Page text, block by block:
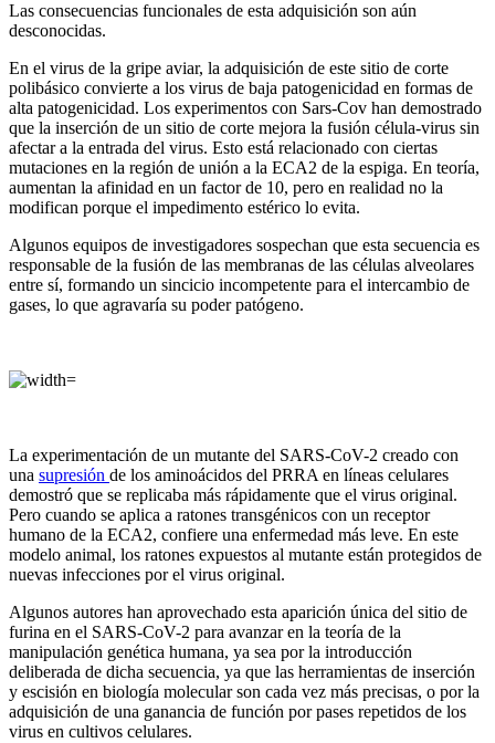
Las consecuencias funcionales de esta adquisición son aún
desconocidas.
En el virus de la gripe aviar, la adquisición de este sitio de corte
polibásico convierte a los virus de baja patogenicidad en formas de
alta patogenicidad. Los experimentos con Sars-Cov han demostrado
que la inserción de un sitio de corte mejora la fusión célula-virus sin
afectar a la entrada del virus. Esto está relacionado con ciertas
mutaciones en la región de unión a la ECA2 de la espiga. En teoría,
aumentan la afinidad en un factor de 10, pero en realidad no la
modifican porque el impedimento estérico lo evita.
Algunos equipos de investigadores sospechan que esta secuencia es
responsable de la fusión de las membranas de las células alveolares
entre sí, formando un sincicio incompetente para el intercambio de
gases, lo que agravaría su poder patógeno.
La experimentación de un mutante del SARS-CoV-2 creado con
una supresión de los aminoácidos del PRRA en líneas celulares
demostró que se replicaba más rápidamente que el virus original.
Pero cuando se aplica a ratones transgénicos con un receptor
humano de la ECA2, confiere una enfermedad más leve. En este
modelo animal, los ratones expuestos al mutante están protegidos de
nuevas infecciones por el virus original.
Algunos autores han aprovechado esta aparición única del sitio de
furina en el SARS-CoV-2 para avanzar en la teoría de la
manipulación genética humana, ya sea por la introducción
deliberada de dicha secuencia, ya que las herramientas de inserción
y escisión en biología molecular son cada vez más precisas, o por la
adquisición de una ganancia de función por pases repetidos de los
virus en cultivos celulares.